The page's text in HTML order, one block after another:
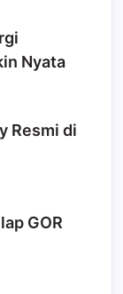
Nyata
Resmi di
GOR